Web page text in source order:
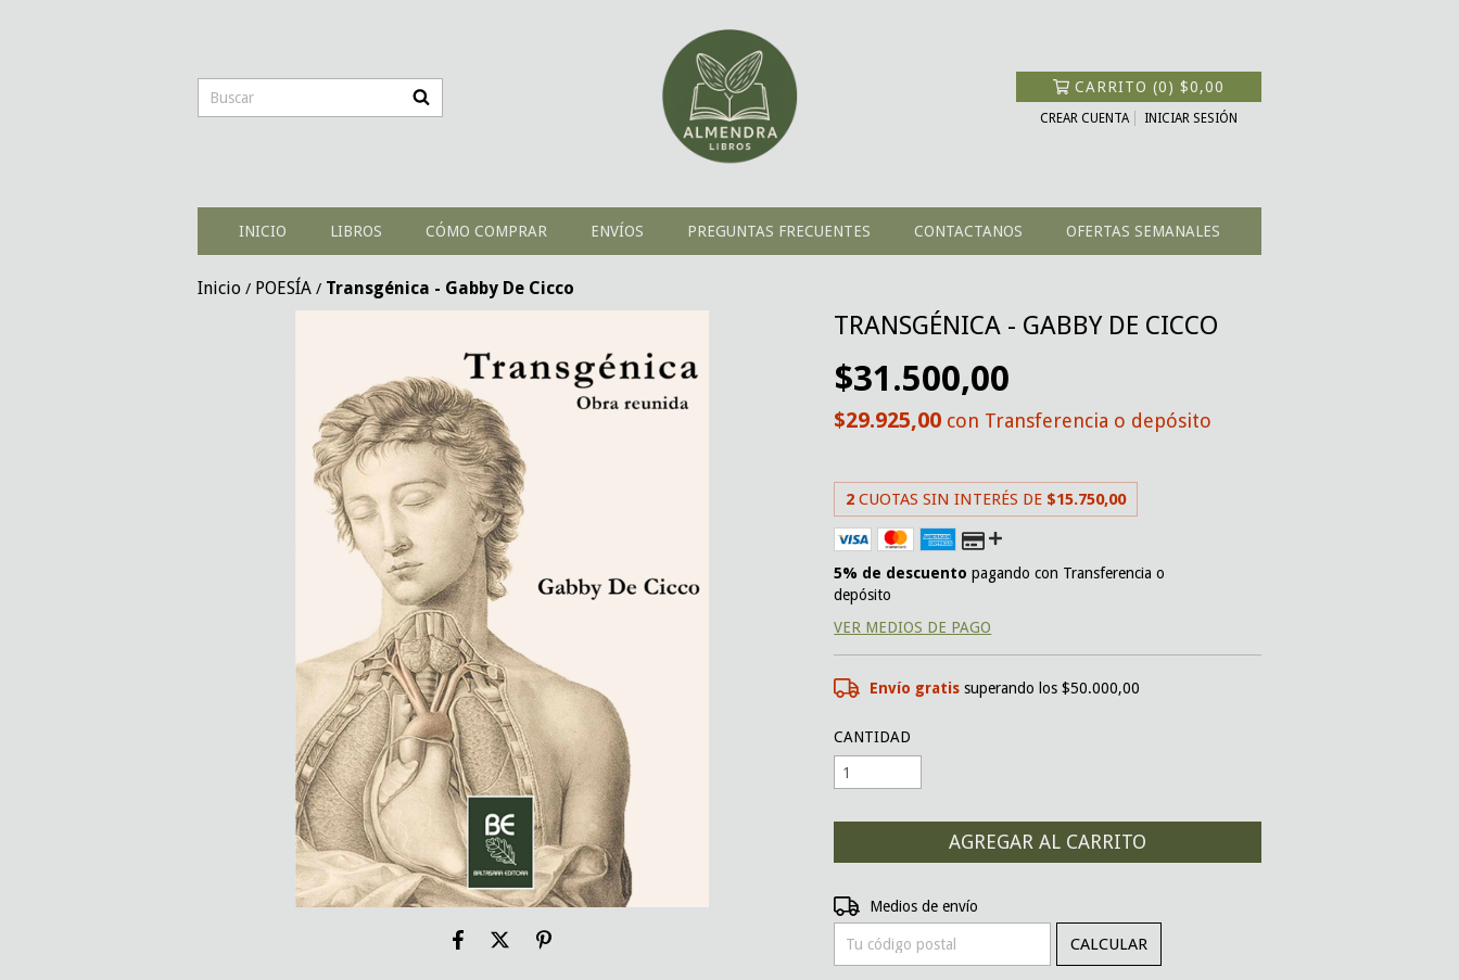
CARRITO (0)$0,00
CREAR CUENTA INICIAR SESIÓN
INICIO LIBROS CÓMO COMPRAR ENVÍOS PREGUNTAS FRECUENTES CONTACTANOS OFERTAS SEMANALES
Inicio / POESÍA / Transgénica - Gabby De Cicco
TRANSGÉNICA - GABBY DE CICCO
$31.500,00
$29.925,00 con Transferencia o depósito
2 CUOTAS SIN INTERÉS DE $15.750,00
5% de descuento pagando con Transferencia o
depósito
VER MEDIOS DE PAGO
Envío gratis superando los $50.000,00
CANTIDAD
Entregas para el CP:
Medios de envío
CALCULAR